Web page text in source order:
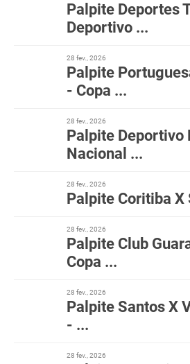
Palpite Deportes
Deportivo ...
28 fev., 2026
Palpite
- Copa ...
28 fev., 2026
Palpite Deportivo
Nacional ...
28 fev., 2026
Palpite Coritiba X
28 fev., 2026
Palpite Club
Copa ...
28 fev., 2026
Palpite Santos X
- ...
28 fev., 2026